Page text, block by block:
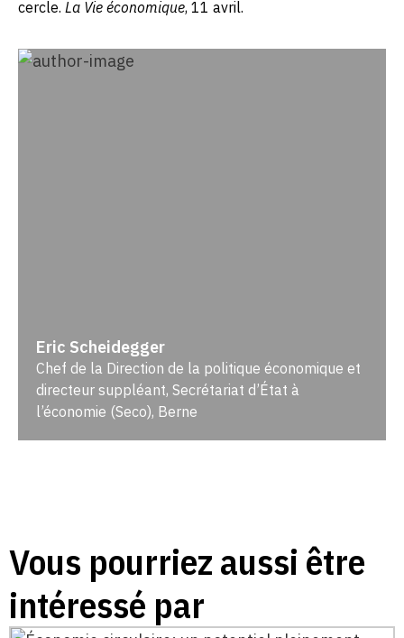
cercle. La Vie économique, 11 avril.
Eric Scheidegger
Chef de la Direction de la politique économique et
directeur suppléant, Secrétariat d’État à
l’économie (Seco), Berne
Vous pourriez aussi être
intéressé par